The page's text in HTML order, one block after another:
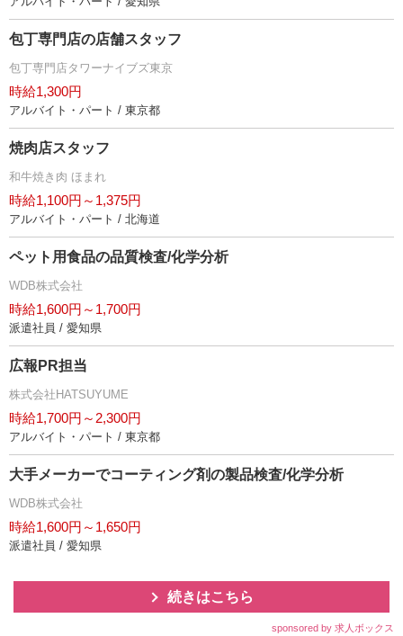
包丁専門店の店舗スタッフ
包丁専門店タワーナイブズ東京
時給1,300円
アルバイト・パート / 東京都
焼肉店スタッフ
和牛焼き肉 ほまれ
時給1,100円～1,375円
アルバイト・パート / 北海道
ペット用食品の品質検査/化学分析
WDB株式会社
時給1,600円～1,700円
派遣社員 / 愛知県
広報PR担当
株式会社HATSUYUME
時給1,700円～2,300円
アルバイト・パート / 東京都
大手メーカーでコーティング剤の製品検査/化学分析
WDB株式会社
時給1,600円～1,650円
派遣社員 / 愛知県
続きはこちら
sponsored by 求人ボックス